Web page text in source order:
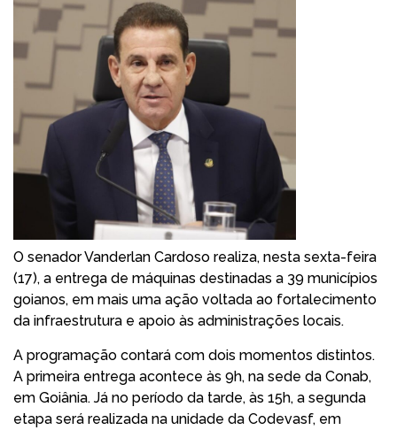
O senador Vanderlan Cardoso realiza, nesta sexta-feira
(17), a entrega de máquinas destinadas a 39 municípios
goianos, em mais uma ação voltada ao fortalecimento
da infraestrutura e apoio às administrações locais.
A programação contará com dois momentos distintos.
A primeira entrega acontece às 9h, na sede da Conab,
em Goiânia. Já no período da tarde, às 15h, a segunda
etapa será realizada na unidade da Codevasf, em